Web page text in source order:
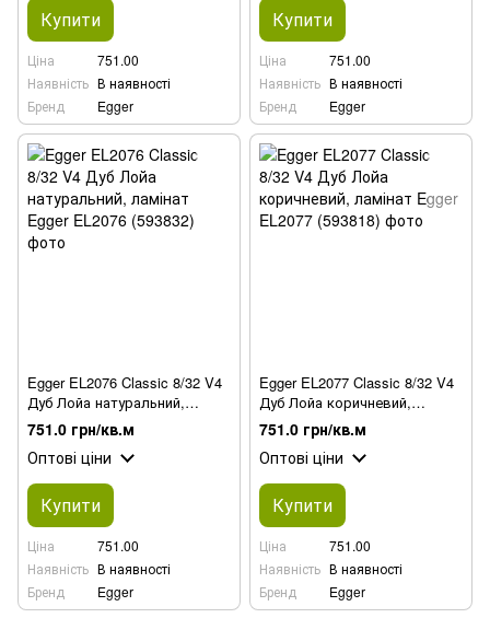
Купити
Ціна
751.00
Наявність В наявності
Бренд
Egger
Купити
Ціна
751.00
Наявність В наявності
Бренд
Egger
Egger EL2076 Classic 8/32 V4
Дуб Лойа натуральний,
ламінат
751.0 грн/кв.м
Оптові ціни
Купити
Ціна
751.00
Наявність В наявності
Бренд
Egger
Egger EL2077 Classic 8/32 V4
Дуб Лойа коричневий,
ламінат
751.0 грн/кв.м
Оптові ціни
Купити
Ціна
751.00
Наявність В наявності
Бренд
Egger